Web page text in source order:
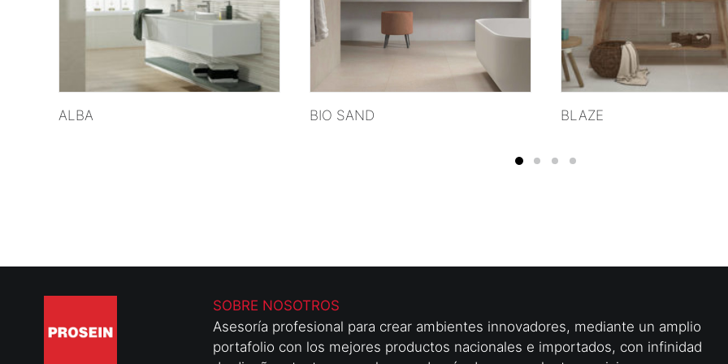
ALBA BIO SAND BLAZE
SOBRE NOSOTROS
Asesoría profesional para crear ambientes innovadores, mediante un amplio
portafolio con los mejores productos nacionales e importados, con infinidad